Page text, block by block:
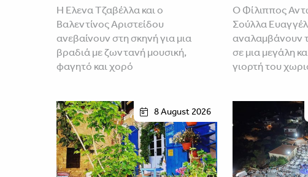
Η Έλενα Τζαβέλλα και ο
Βαλεντίνος Αριστείδου
ανεβαίνουν στη σκηνή για μια
βραδιά με ζωντανή μουσική,
φαγητό και χορό
Ο Φίλιππος
Σούλλα
αναλαμβάνουν
σε μια μεγάλη
γιορτή του
8 August 2026